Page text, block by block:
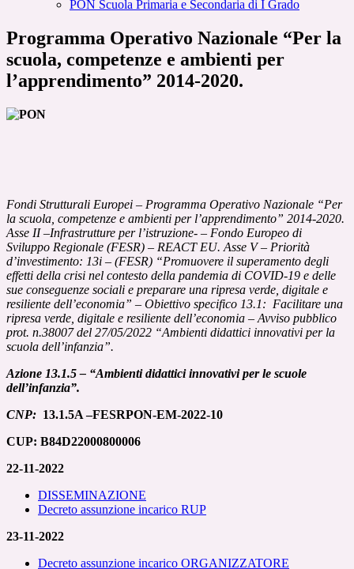
PON Scuola Primaria e Secondaria di I Grado
Programma Operativo Nazionale “Per la
scuola, competenze e ambienti per
l’apprendimento” 2014-2020.
Fondi Strutturali Europei – Programma Operativo Nazionale “Per
la scuola, competenze e ambienti per l’apprendimento” 2014-2020.
Asse II –Infrastrutture per l’istruzione- – Fondo Europeo di
Sviluppo Regionale (FESR) – REACT EU. Asse V – Priorità
d’investimento: 13i – (FESR) “Promuovere il superamento degli
effetti della crisi nel contesto della pandemia di COVID-19 e delle
sue conseguenze sociali e preparare una ripresa verde, digitale e
resiliente dell’economia” – Obiettivo specifico 13.1: Facilitare una
ripresa verde, digitale e resiliente dell’economia – Avviso pubblico
prot. n.38007 del 27/05/2022 “Ambienti didattici innovativi per la
scuola dell’infanzia”.
Azione 13.1.5 – “Ambienti didattici innovativi per le scuole
dell’infanzia”.
CNP: 13.1.5A –FESRPON-EM-2022-10
CUP: B84D22000800006
22-11-2022
DISSEMINAZIONE
Decreto assunzione incarico RUP
23-11-2022
Decreto assunzione incarico ORGANIZZATORE